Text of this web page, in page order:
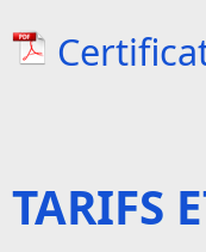
TARIFS